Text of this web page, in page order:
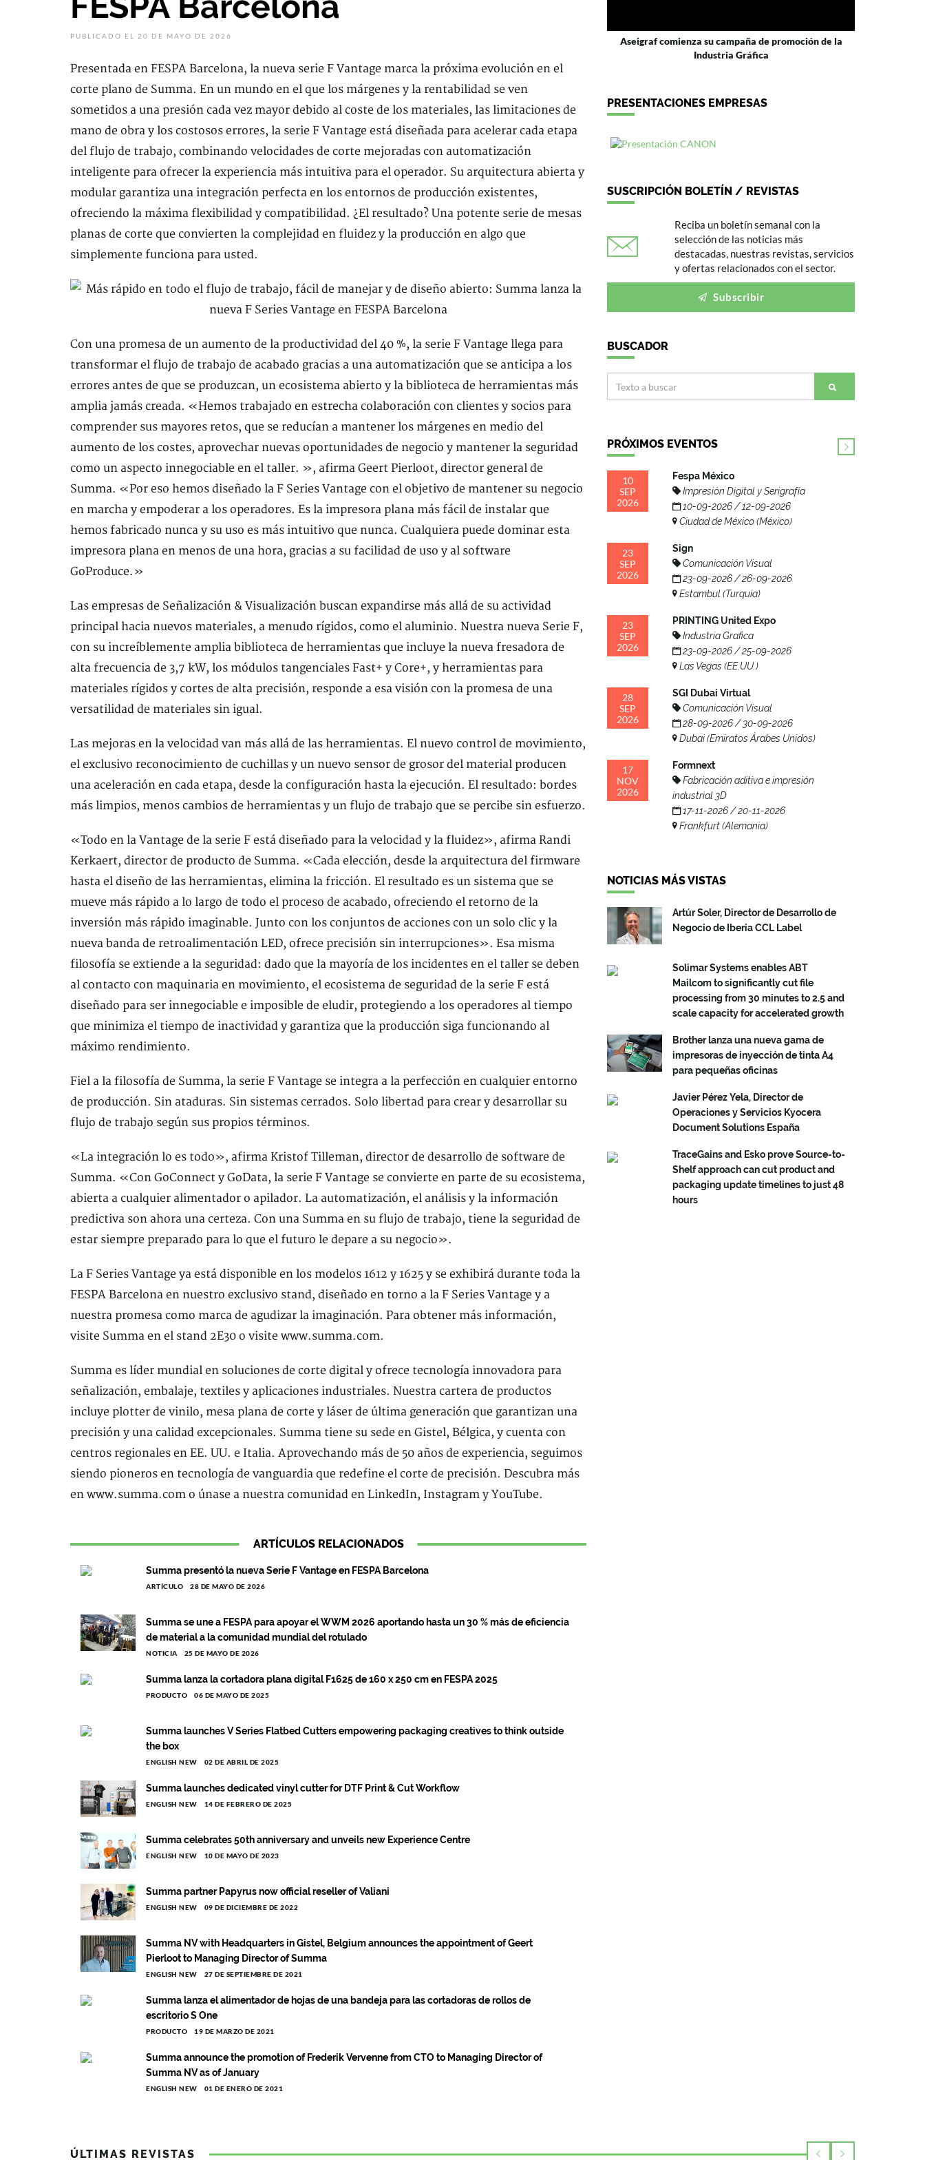
PUBLICADO EL 20 DE MAYO DE 2026
Presentada en FESPA Barcelona, la nueva serie F Vantage marca la próxima evolución en el
corte plano de Summa. En un mundo en el que los márgenes y la rentabilidad se ven
sometidos a una presión cada vez mayor debido al coste de los materiales, las limitaciones de
mano de obra y los costosos errores, la serie F Vantage está diseñada para acelerar cada etapa
del flujo de trabajo, combinando velocidades de corte mejoradas con automatización
inteligente para ofrecer la experiencia más intuitiva para el operador. Su arquitectura abierta y
modular garantiza una integración perfecta en los entornos de producción existentes,
ofreciendo la máxima flexibilidad y compatibilidad. ¿El resultado? Una potente serie de mesas
planas de corte que convierten la complejidad en fluidez y la producción en algo que
simplemente funciona para usted.
Con una promesa de un aumento de la productividad del 40 %, la serie F Vantage llega para
transformar el flujo de trabajo de acabado gracias a una automatización que se anticipa a los
errores antes de que se produzcan, un ecosistema abierto y la biblioteca de herramientas más
amplia jamás creada. «Hemos trabajado en estrecha colaboración con clientes y socios para
comprender sus mayores retos, que se reducían a mantener los márgenes en medio del
aumento de los costes, aprovechar nuevas oportunidades de negocio y mantener la seguridad
como un aspecto innegociable en el taller. », afirma Geert Pierloot, director general de
Summa. «Por eso hemos diseñado la F Series Vantage con el objetivo de mantener su negocio
en marcha y empoderar a los operadores. Es la impresora plana más fácil de instalar que
hemos fabricado nunca y su uso es más intuitivo que nunca. Cualquiera puede dominar esta
impresora plana en menos de una hora, gracias a su facilidad de uso y al software
GoProduce.»
Las empresas de Señalización & Visualización buscan expandirse más allá de su actividad
principal hacia nuevos materiales, a menudo rígidos, como el aluminio. Nuestra nueva Serie F,
con su increíblemente amplia biblioteca de herramientas que incluye la nueva fresadora de
alta frecuencia de 3,7 kW, los módulos tangenciales Fast+ y Core+, y herramientas para
materiales rígidos y cortes de alta precisión, responde a esa visión con la promesa de una
versatilidad de materiales sin igual.
Las mejoras en la velocidad van más allá de las herramientas. El nuevo control de movimiento,
el exclusivo reconocimiento de cuchillas y un nuevo sensor de grosor del material producen
una aceleración en cada etapa, desde la configuración hasta la ejecución. El resultado: bordes
más limpios, menos cambios de herramientas y un flujo de trabajo que se percibe sin esfuerzo.
«Todo en la Vantage de la serie F está diseñado para la velocidad y la fluidez», afirma Randi
Kerkaert, director de producto de Summa. «Cada elección, desde la arquitectura del firmware
hasta el diseño de las herramientas, elimina la fricción. El resultado es un sistema que se
mueve más rápido a lo largo de todo el proceso de acabado, ofreciendo el retorno de la
inversión más rápido imaginable. Junto con los conjuntos de acciones con un solo clic y la
nueva banda de retroalimentación LED, ofrece precisión sin interrupciones». Esa misma
filosofía se extiende a la seguridad: dado que la mayoría de los incidentes en el taller se deben
al contacto con maquinaria en movimiento, el ecosistema de seguridad de la serie F está
diseñado para ser innegociable e imposible de eludir, protegiendo a los operadores al tiempo
que minimiza el tiempo de inactividad y garantiza que la producción siga funcionando al
máximo rendimiento.
Fiel a la filosofía de Summa, la serie F Vantage se integra a la perfección en cualquier entorno
de producción. Sin ataduras. Sin sistemas cerrados. Solo libertad para crear y desarrollar su
flujo de trabajo según sus propios términos.
«La integración lo es todo», afirma Kristof Tilleman, director de desarrollo de software de
Summa. «Con GoConnect y GoData, la serie F Vantage se convierte en parte de su ecosistema,
abierta a cualquier alimentador o apilador. La automatización, el análisis y la información
predictiva son ahora una certeza. Con una Summa en su flujo de trabajo, tiene la seguridad de
estar siempre preparado para lo que el futuro le depare a su negocio».
La F Series Vantage ya está disponible en los modelos 1612 y 1625 y se exhibirá durante toda la
FESPA Barcelona en nuestro exclusivo stand, diseñado en torno a la F Series Vantage y a
nuestra promesa como marca de agudizar la imaginación. Para obtener más información,
visite Summa en el stand 2E30 o visite www.summa.com.
Summa es líder mundial en soluciones de corte digital y ofrece tecnología innovadora para
señalización, embalaje, textiles y aplicaciones industriales. Nuestra cartera de productos
incluye plotter de vinilo, mesa plana de corte y láser de última generación que garantizan una
precisión y una calidad excepcionales. Summa tiene su sede en Gistel, Bélgica, y cuenta con
centros regionales en EE. UU. e Italia. Aprovechando más de 50 años de experiencia, seguimos
siendo pioneros en tecnología de vanguardia que redefine el corte de precisión. Descubra más
en www.summa.com o únase a nuestra comunidad en LinkedIn, Instagram y YouTube.
ARTÍCULOS RELACIONADOS
Summa presentó la nueva Serie F Vantage en FESPA Barcelona
ARTÍCULO 28 DE MAYO DE 2026
Summa se une a FESPA para apoyar el WWM 2026 aportando hasta un 30 % más de eficiencia
de material a la comunidad mundial del rotulado
NOTICIA 25 DE MAYO DE 2026
Summa lanza la cortadora plana digital F1625 de 160 x 250 cm en FESPA 2025
PRODUCTO 06 DE MAYO DE 2025
Summa launches V Series Flatbed Cutters empowering packaging creatives to think outside
the box
ENGLISH NEW 02 DE ABRIL DE 2025
Summa launches dedicated vinyl cutter for DTF Print & Cut Workflow
ENGLISH NEW 14 DE FEBRERO DE 2025
Summa celebrates 50th anniversary and unveils new Experience Centre
ENGLISH NEW 10 DE MAYO DE 2023
Summa partner Papyrus now official reseller of Valiani
ENGLISH NEW 09 DE DICIEMBRE DE 2022
Summa NV with Headquarters in Gistel, Belgium announces the appointment of Geert
Pierloot to Managing Director of Summa
ENGLISH NEW 27 DE SEPTIEMBRE DE 2021
Summa lanza el alimentador de hojas de una bandeja para las cortadoras de rollos de
escritorio S One
PRODUCTO 19 DE MARZO DE 2021
Summa announce the promotion of Frederik Vervenne from CTO to Managing Director of
Summa NV as of January
ENGLISH NEW 01 DE ENERO DE 2021
Aseigraf comienza su campaña de promoción de la
Industria Gráfica
PRESENTACIONES EMPRESAS
SUSCRIPCIÓN BOLETÍN / REVISTAS
Reciba un boletín semanal con la
selección de las noticias más
destacadas, nuestras revistas, servicios
y ofertas relacionados con el sector.
Subscribir
BUSCADOR
PRÓXIMOS EVENTOS
10
SEP
2026
Fespa México
Impresión Digital y Serigrafía
10-09-2026 / 12-09-2026
Ciudad de México (México)
23
SEP
2026
Sign
Comunicación Visual
23-09-2026 / 26-09-2026
Estambul (Turquía)
23
SEP
2026
PRINTING United Expo
Industria Grafica
23-09-2026 / 25-09-2026
Las Vegas (EE.UU.)
28
SEP
2026
SGI Dubai Virtual
Comunicación Visual
28-09-2026 / 30-09-2026
Dubai (Emiratos Árabes Unidos)
17
NOV
2026
Formnext
Fabricación aditiva e impresión
industrial 3D
17-11-2026 / 20-11-2026
Frankfurt (Alemania)
NOTICIAS MÁS VISTAS
Artúr Soler, Director de Desarrollo de
Negocio de Iberia CCL Label
Solimar Systems enables ABT
Mailcom to significantly cut file
processing from 30 minutes to 2.5 and
scale capacity for accelerated growth
Brother lanza una nueva gama de
impresoras de inyección de tinta A4
para pequeñas oficinas
Javier Pérez Yela, Director de
Operaciones y Servicios Kyocera
Document Solutions España
TraceGains and Esko prove Source-to-
Shelf approach can cut product and
packaging update timelines to just 48
hours
ÚLTIMAS REVISTAS